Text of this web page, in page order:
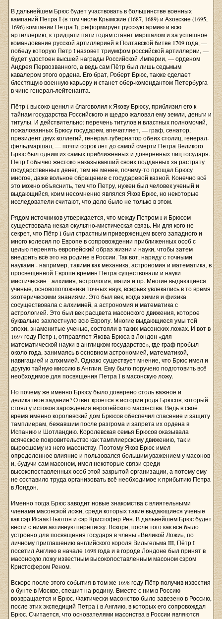
В дальнейшем Брюс будет участвовать в большинстве военных
кампаний Петра I (в том числе Крымские (1687, 1689) и Азовские (1695,
1696) компании Петра I), реформирует русскую армию и всю
артиллерию, к тридцати пяти годам станет маршалом и за успешное
командование русской артиллерией в Полтавской битве 1709 года, —
победу которую Петр I назовет триумфом российской артиллерии, —
будет удостоен высшей награды Российской Империи, — орденом
Андрея Первозванного, а ведь сам Пётр был лишь седьмым
кавалером этого ордена. Его брат, Роберт Брюс, также сделает
блестящую военную карьеру и станет обер-комендантом Петербурга
в чине генерал-лейтенанта.
Пётр I высоко ценил и благоволил к Якову Брюсу, приблизил его к
тайнам государства Российского и щедро жаловал ему земли, деньги и
титулы. И действительно: перечень титулов и властных полномочий,
пожалованных Брюсу государем, впечатляет, — граф, сенатор,
президент двух коллегий, генерал-губернатор обеих столиц, генерал-
фельдмаршал, — почти сорок лет до самой смерти Петра Великого
Брюс был одним из самых приближенных и доверенных лиц государя.
Петр I обычно жестоко наказывавший своих подданных за растрату
государственных денег, тем не менее, почему-то прощал Брюсу
многое, даже вольное обращение с государевой казной. Конечно всё
это можно объяснить, тем что Петру, нужен был человек ученый и
выдающийся, коим несомненно являлся Яков Брюс, но некоторые
исследователи считают, что дело было не только в этом.
Рядом источников утверждается, что между Петром I и Брюсом
существовала некая окультно-мистическая связь. Ни для кого не
секрет, что Пётр I был страстным приверженцем всего западного и
много колесил по Европе в сопровождении приближенных особ с
целью перенять европейский образ жизни и науки, чтобы затем
внедрить всё это на родине в России. Так вот, наряду с точными
науками - например, такими как механика, астрономия и математика, в
просвещенной Европе времен Петра существовали и науки
мистические - алхимия, астрология, магия и пр. Многие выдающиеся
ученые, основоположники точных наук, всерьёз увлекались в то время
эзотерическими знаниями. Это был век, когда химия и физика
сосуществовала с алхимией, а астрономия и математика с
астрологией. Это был век расцвета масонского движения, которое
буквально захлестнуло всю Европу. Многие выдающиеся умы той
эпохи, знаменитые ученые, состояли в таких масонских ложах. И вот в
1697 году Петр I, отправляет Якова Брюса в Лондон «для
математической науки в англицком государстве», где граф пробыл
около года, занимаясь в основном астрономией, математикой,
навигацией и алхимией. Однако существует мнение, что Брюс имел и
другую тайную миссию в Англии. Ему было поручено подготовить всё
необходимое для посвящения Петра I в масонскую ложу.
Но почему же именно Брюсу было доверено столь важное и
деликатное задание? Ответ кроется в истории рода Брюсов, который
стоял у истоков зарождения европейского масонства. Ведь в своё
время именно королевский дом Брюсов обеспечил спасение и защиту
тамплиерам, бежавшим после разгрома и запрета их ордена в
Испанию и Шотландию. Королевская семья Брюсов оказывала
всяческое покровительство как тамплиерскому движению, так и
выросшему из него масонству. Поэтому Яков Брюс имел
определенное влияние и пользовался большим уважением у масонов
и, будучи сам масоном, имел некоторые связи среди
высокопоставленных особ этой закрытой организации, а потому ему
не составило труда организовать всё необходимое к прибытию Петра
в Лондон.
Именно тогда Брюс заводит новые знакомства с влиятельными
членами масонской ложи, среди которых такие выдающиеся ученые
как сэр Исаак Ньютон и сэр Кристофер Рен. В дальнейшем Брюс будет
вести с ними активную переписку. Вскоре, после того как всё было
устроено для посвящения государя в члены «Великой Ложи», по
личному приглашению английского короля Вильгельма III, Пётр I
посетил Англию в начале 1698 года и в городе Лондоне был принят в
масонскую ложу известным высокопоставленным масоном сэром
Кристофером Реном.
Вскоре после этого события в том же 1698 году Пётр получив известия
о бунте в Москве, спешит на родину. Вместе с ним в Россию
возвращается и Брюс. Фактически масонство было завезено в Россию,
после этих экспедиций Петра I в Англию, в которых его сопровождал
Брюс. Считается, что основателями масонства в России являются